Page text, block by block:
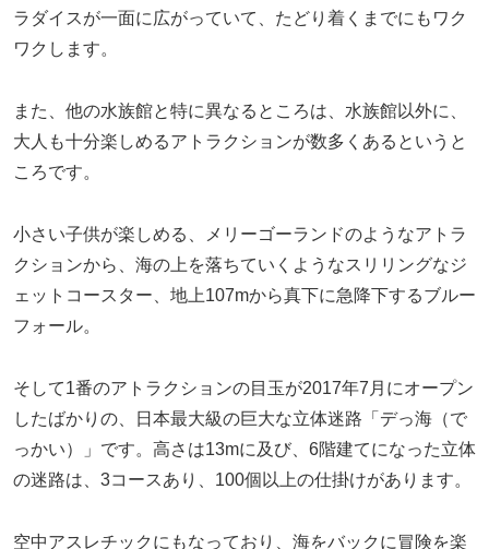
ラダイスが一面に広がっていて、たどり着くまでにもワク
ワクします。
また、他の水族館と特に異なるところは、水族館以外に、
大人も十分楽しめるアトラクションが数多くあるというと
ころです。
小さい子供が楽しめる、メリーゴーランドのようなアトラ
クションから、海の上を落ちていくようなスリリングなジ
ェットコースター、地上107mから真下に急降下するブルー
フォール。
そして1番のアトラクションの目玉が2017年7月にオープン
したばかりの、日本最大級の巨大な立体迷路「デっ海（で
っかい）」です。高さは13mに及び、6階建てになった立体
の迷路は、3コースあり、100個以上の仕掛けがあります。
空中アスレチックにもなっており、海をバックに冒険を楽